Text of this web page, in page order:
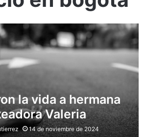
la vida a hermana
Valeria
14 de noviembre de 2024